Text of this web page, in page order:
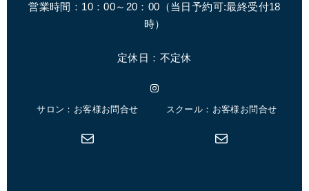
営業時間：10：00～20：00（当日予約可:最終受付18
時）
定休日：不定休
Instagram
サロン：お客様お問合せ
メール
スクール：お客様お問合せ
メール